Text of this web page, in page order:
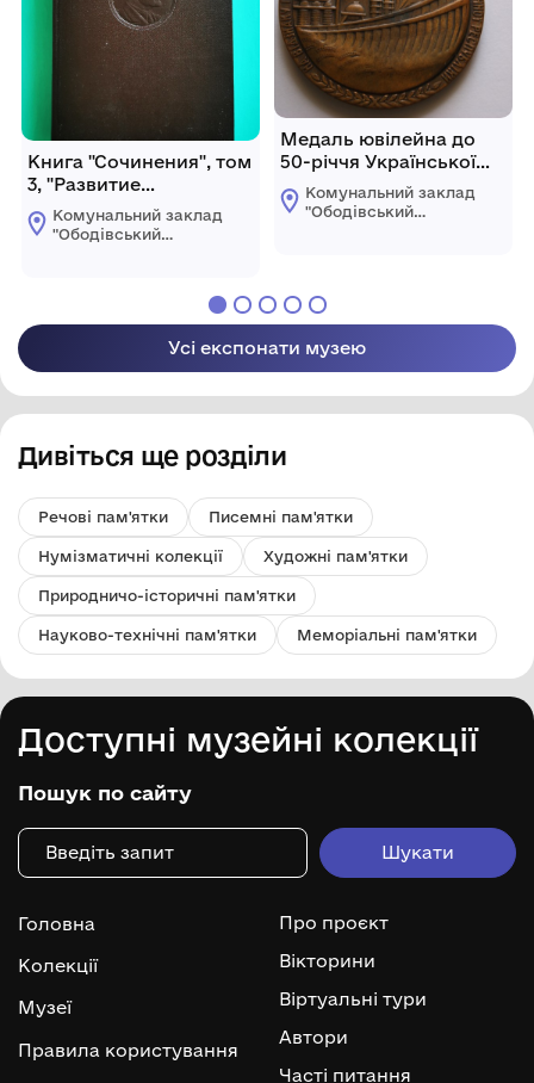
Книга "Сочинения", том
3, "Развитие
капитализма в России".
Видання четверте.
політичної літератури,
1941 рік.
Комунальний заклад
"Ободівський
Медаль ювілейна до
50-річчя Української
Радянської
Соціалістичної
Комунальний заклад
"Ободівський
Усі експонати музею
Дивіться ще розділи
Речові пам'ятки Писемні пам'ятки
Нумізматичні колекції Художні пам'ятки
Природничо-історичні пам'ятки
Науково-технічні пам'ятки Меморіальні пам'ятки
Доступні музейні колекції
Пошук по сайту
Головна
Колекції
Музеї
Правила користування
Про проєкт
Вікторини
Віртуальні тури
Автори
Часті питання